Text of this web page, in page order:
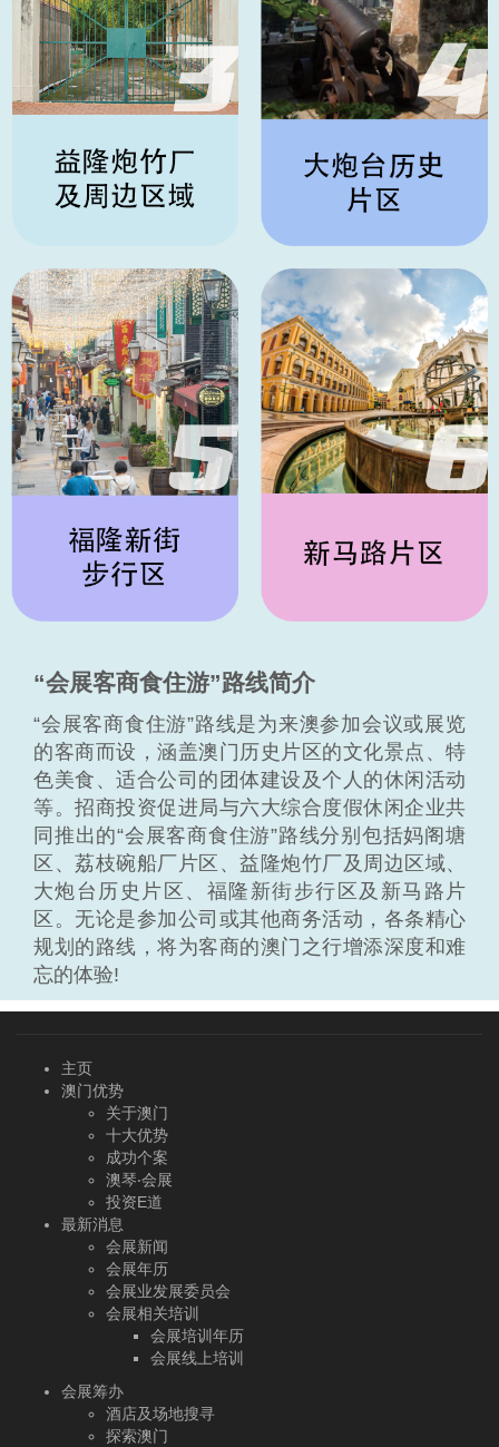
“会展客商食住游”路线简介
“会展客商食住游”路线是为来澳参加会议或展览
的客商而设，涵盖澳门历史片区的文化景点、特
色美食、适合公司的团体建设及个人的休闲活动
等。招商投资促进局与六大综合度假休闲企业共
同推出的“会展客商食住游”路线分别包括妈阁塘
区、荔枝碗船厂片区、益隆炮竹厂及周边区域、
大炮台历史片区、福隆新街步行区及新马路片
区。无论是参加公司或其他商务活动，各条精心
规划的路线，将为客商的澳门之行增添深度和难
忘的体验!
主页
澳门优势
关于澳门
十大优势
成功个案
澳琴‧会展
投资E道
最新消息
会展新闻
会展年历
会展业发展委员会
会展相关培训
会展培训年历
会展线上培训
会展筹办
酒店及场地搜寻
探索澳门